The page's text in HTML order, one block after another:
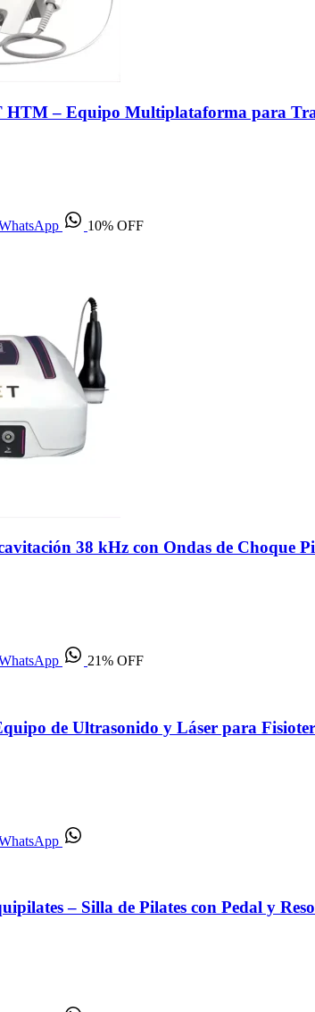
HTM – Equipo Multiplataforma para
10% OFF
38 kHz con Ondas de Choque
21% OFF
de Ultrasonido y Láser para
– Silla de Pilates con Pedal y